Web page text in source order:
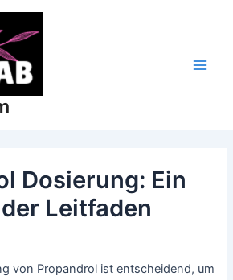
Dosierung: Ein
Leitfaden
von Propandrol ist entscheidend, um